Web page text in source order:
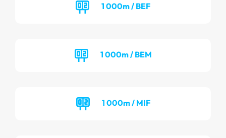
1 000m / BEF
1 000m / BEM
1 000m / MIF